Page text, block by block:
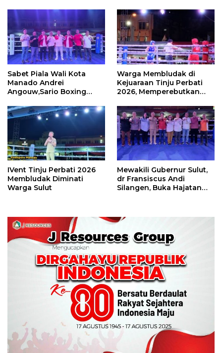
Sabet Piala Wali Kota
Manado Andrei
Angouw,Sario Boxing
Perbati 2026
Warga Membludak di
Kejuaraan Tinju Perbati
2026, Memperebutkan
IVent Tinju Perbati 2026
Membludak Diminati
Warga Sulut
Mewakili Gubernur Sulut,
dr Fransiscus Andi
Silangen, Buka Hajatan